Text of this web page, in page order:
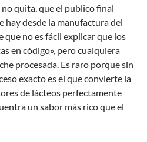
no quita, que el publico final
hay desde la manufactura del
que no es fácil explicar que los
en código», pero cualquiera
procesada. Es raro porque sin
exacto es el que convierte la
de lácteos perfectamente
un sabor más rico que el